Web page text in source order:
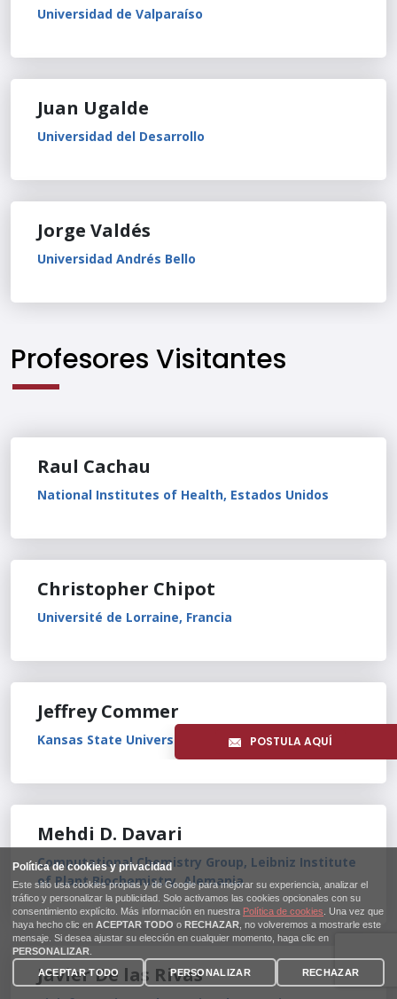
Universidad de Valparaíso
Juan Ugalde
Universidad del Desarrollo
Jorge Valdés
Universidad Andrés Bello
Profesores Visitantes
Raul Cachau
National Institutes of Health, Estados Unidos
Christopher Chipot
Université de Lorraine, Francia
Jeffrey Commer
Kansas State University, Estados Unidos
Mehdi D. Davari
Computational Chemistry Group, Leibniz Institute
of Plant Biochemistry, Alemania
Javier De las Rivas
POSTULA AQUÍ